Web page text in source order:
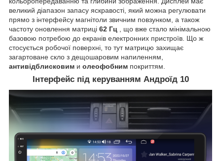
великий діапазон запасу яскравості, який можна регулювати
прямо з інтерфейсу магнітоли звичним повзунком, а також
частоту оновлення матриці 62 Гц , що вже стало мінімальною
базовою потребою до екранів електронних пристроїв. Що ж
стосується робочої поверхні, то тут матрицю захищає
загартоване скло з дещошаровим напиленням,
антивідблисковим и олеофобним покриттям.
Інтерфейс під керуванням Андроїд 10